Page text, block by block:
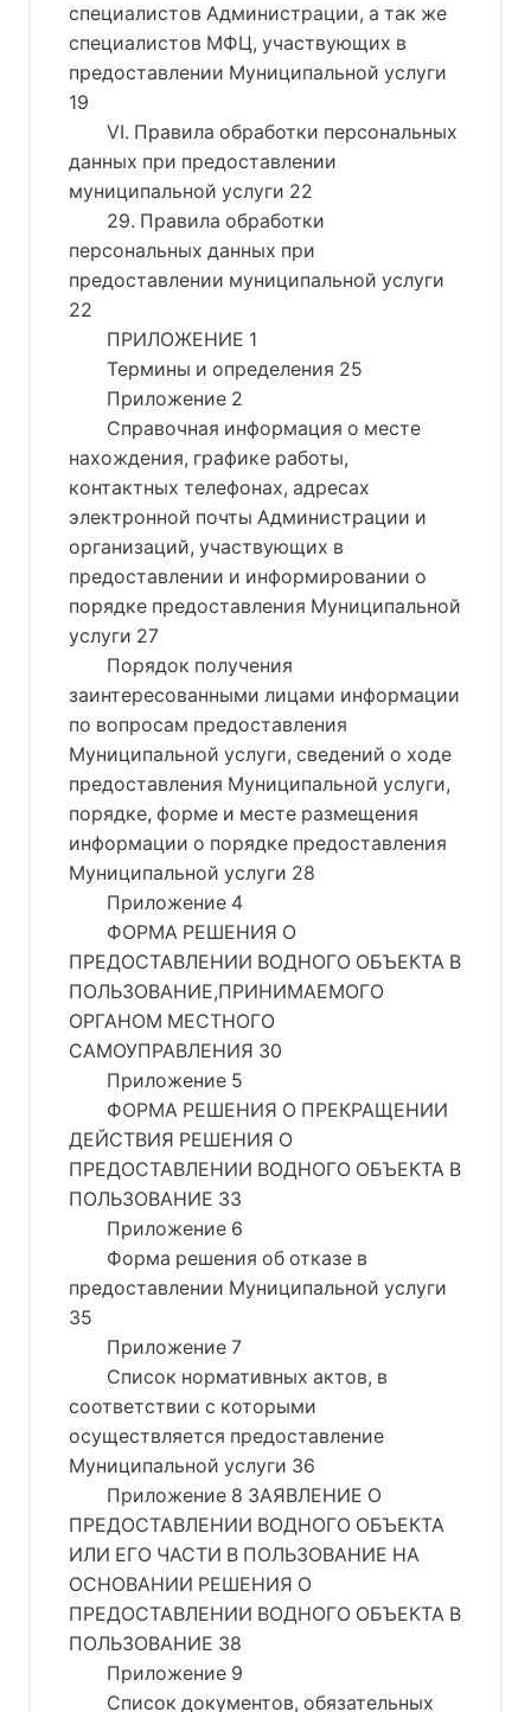
специалистов Администрации, а так же
специалистов МФЦ, участвующих в
предоставлении Муниципальной услуги
19
VI. Правила обработки персональных
данных при предоставлении
муниципальной услуги 22
29. Правила обработки
персональных данных при
предоставлении муниципальной услуги
22
ПРИЛОЖЕНИЕ 1
Термины и определения 25
Приложение 2
Справочная информация о месте
нахождения, графике работы,
контактных телефонах, адресах
электронной почты Администрации и
организаций, участвующих в
предоставлении и информировании о
порядке предоставления Муниципальной
услуги 27
Порядок получения
заинтересованными лицами информации
по вопросам предоставления
Муниципальной услуги, сведений о ходе
предоставления Муниципальной услуги,
порядке, форме и месте размещения
информации о порядке предоставления
Муниципальной услуги 28
Приложение 4
ФОРМА РЕШЕНИЯ О
ПРЕДОСТАВЛЕНИИ ВОДНОГО ОБЪЕКТА В
ПОЛЬЗОВАНИЕ,ПРИНИМАЕМОГО
ОРГАНОМ МЕСТНОГО
САМОУПРАВЛЕНИЯ 30
Приложение 5
ФОРМА РЕШЕНИЯ О ПРЕКРАЩЕНИИ
ДЕЙСТВИЯ РЕШЕНИЯ О
ПРЕДОСТАВЛЕНИИ ВОДНОГО ОБЪЕКТА В
ПОЛЬЗОВАНИЕ 33
Приложение 6
Форма решения об отказе в
предоставлении Муниципальной услуги
35
Приложение 7
Список нормативных актов, в
соответствии с которыми
осуществляется предоставление
Муниципальной услуги 36
Приложение 8 ЗАЯВЛЕНИЕ О
ПРЕДОСТАВЛЕНИИ ВОДНОГО ОБЪЕКТА
ИЛИ ЕГО ЧАСТИ В ПОЛЬЗОВАНИЕ НА
ОСНОВАНИИ РЕШЕНИЯ О
ПРЕДОСТАВЛЕНИИ ВОДНОГО ОБЪЕКТА В
ПОЛЬЗОВАНИЕ 38
Приложение 9
Список документов, обязательных